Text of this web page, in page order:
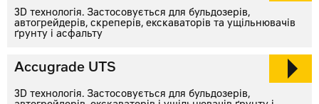
3D технологія. Застосовується для бульдозерів,
автогрейдерів, скреперів, екскаваторів та ущільнювачів
ґрунту і асфальту
Accugrade UTS
3D технологія. Застосовується для бульдозерів,